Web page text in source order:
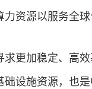
资源以服务全球
更加稳定、高
设施资源，也